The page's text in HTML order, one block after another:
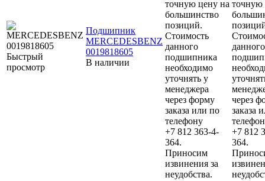
Быстрый
просмотр
Подшипник
MERCEDESBENZ
0019818605
В наличии
точную цену на
большинство
позиций.
Стоимость
данного
подшипника
необходимо
уточнять у
менеджера
через форму
заказа или по
телефону
+7 812 363-4-
364.
Приносим
извинения за
неудобства.
точную
данного
через
заказа
+7 812
364.